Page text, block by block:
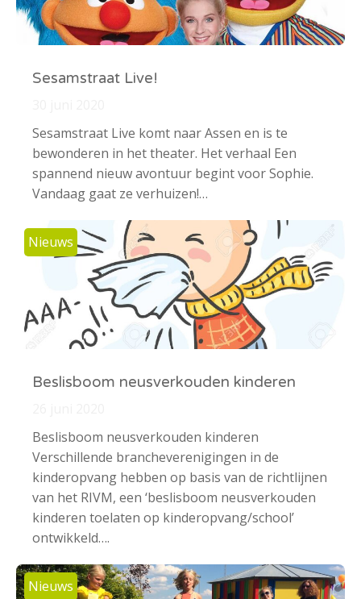
Sesamstraat Live!
Sesamstraat Live komt naar Assen en is te
bewonderen in het theater. Het verhaal Een
spannend nieuw avontuur begint voor Sophie.
Vandaag gaat ze verhuizen!…
Nieuws
Beslisboom neusverkouden kinderen
Beslisboom neusverkouden kinderen
Verschillende brancheverenigingen in de
kinderopvang hebben op basis van de richtlijnen
van het RIVM, een ‘beslisboom neusverkouden
kinderen toelaten op kinderopvang/school’
ontwikkeld….
Nieuws